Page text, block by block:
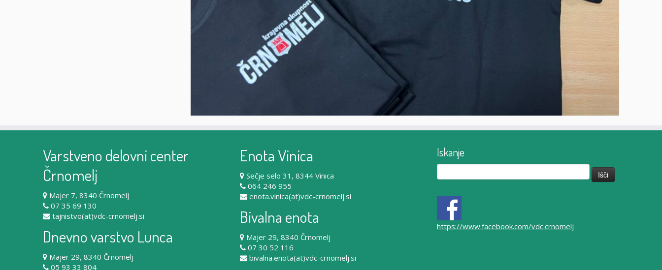
Varstveno delovni center
Črnomelj
Majer 7, 8340 Črnomelj
07 35 69 130
tajnistvo(at)vdc-crnomelj.si
Dnevno varstvo Lunca
Majer 29, 8340 Črnomelj
05 93 33 804
Enota Vinica
Sečje selo 31, 8344 Vinica
064 246 955
enota.vinica(at)vdc-crnomelj.si
Bivalna enota
Majer 29, 8340 Črnomelj
07 30 52 116
bivalna.enota(at)vdc-crnomelj.si
Iskanje
https://www.facebook.com/vdc.crnomelj